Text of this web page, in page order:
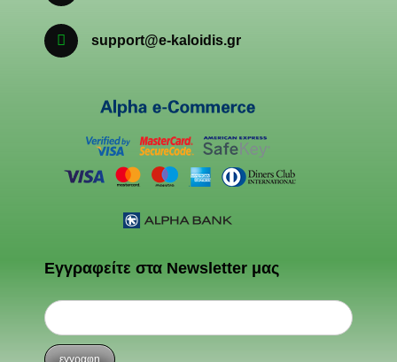
support@e-kaloidis.gr
Εγγραφείτε στα Newsletter μας